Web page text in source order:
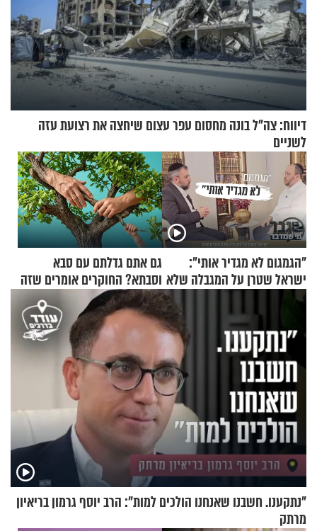
דיווח: צה"ל בונה מחסום עפר עצום שיחצה את רצועת עזה
לשניים
"הגמגום לא מגדיר אותי":
ישראל שטרן על המגבלה שלא
עוצרת אותו
גם אתם גדלתם עם סבא
וסבתא? החוקרים אומרים שזה
מתכון מנצח
"נתקענו. חשבנו שאנחנו הולכים למות": הרב יוסף גרמון בריאיון
מרתק